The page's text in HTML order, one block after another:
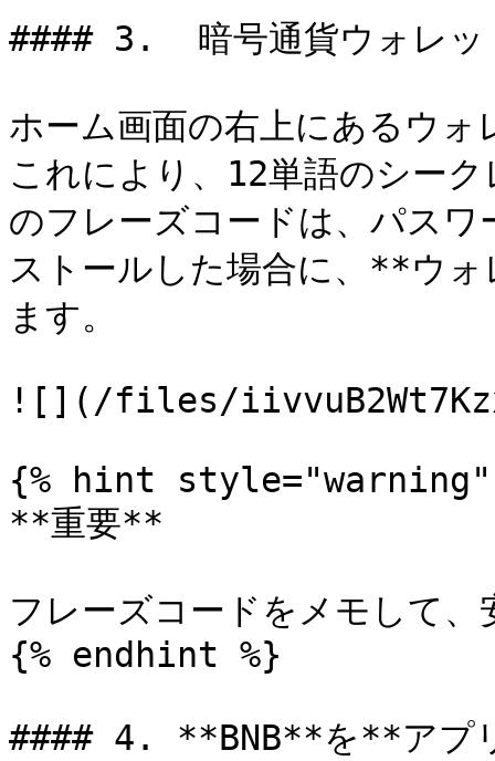
#### 3.  暗号通貨ウォレッ
ホーム画面の右上にあるウ
これにより、12単語のシー
のフレーズコードは、パス
ストールした場合に、**ウ
ます。
![](/files/
{% hint style="warning"
**重要**
フレーズコードをメモして
{% endhint %}
#### 4. **BNB**を**アプ